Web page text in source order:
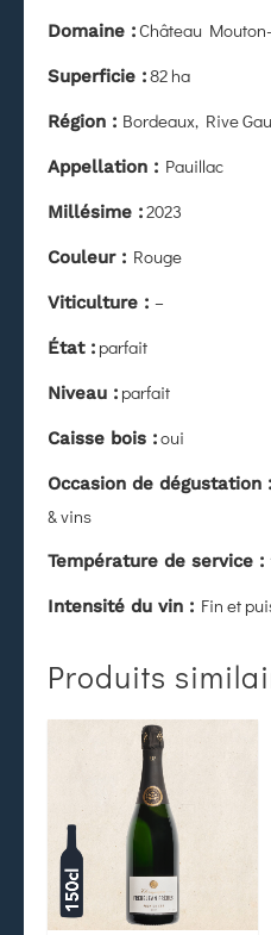
Domaine :Château
Superficie :82 ha
Région : Bordeaux, Rive
Appellation : Pauillac
Millésime :2023
Couleur : Rouge
Viticulture : –
État: parfait
Niveau : parfait
Caisse bois :oui
Occasion de dégustation :
& vins
Température de service :
Intensité du vin : Fin et
Produits